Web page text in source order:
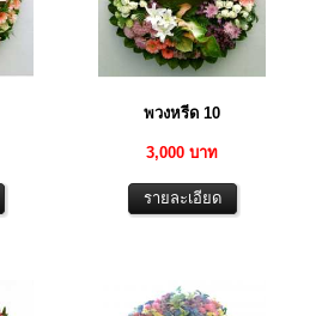
พวงหรีด 10
3,000 บาท